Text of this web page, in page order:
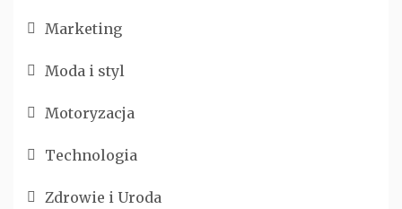
Marketing
Moda i styl
Motoryzacja
Technologia
Zdrowie i Uroda